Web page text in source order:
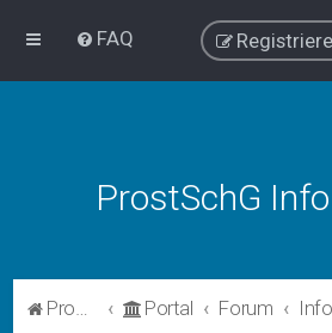
FAQ
ProstSchG
ProstSchG Portal Forum